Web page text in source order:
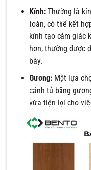
Kính:Thường là
toàn, có thể kết
kính tạo cảm giác
hơn, thường được
bày.
Gương:Một lựa
cánh tủ bằng
vừa tiện lợi cho